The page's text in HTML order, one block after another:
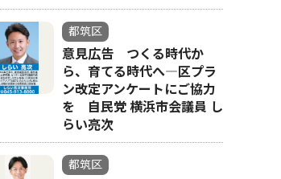
都筑区
意見広告 つくる時代か
ら、育てる時代へ―区プラ
ン改定アンケートにご協力
を 自民党 横浜市会議員 し
らい亮次
都筑区